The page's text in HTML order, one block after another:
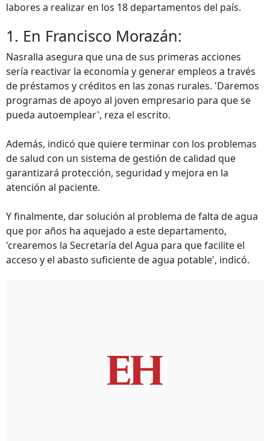
labores a realizar en los 18 departamentos del país.
1. En Francisco Morazán:
Nasralla asegura que una de sus primeras acciones
sería reactivar la economía y generar empleos a través
de préstamos y créditos en las zonas rurales. 'Daremos
programas de apoyo al joven empresario para que se
pueda autoemplear', reza el escrito.
Además, indicó que quiere terminar con los problemas
de salud con un sistema de gestión de calidad que
garantizará protección, seguridad y mejora en la
atención al paciente.
Y finalmente, dar solución al problema de falta de agua
que por años ha aquejado a este departamento,
'crearemos la Secretaría del Agua para que facilite el
acceso y el abasto suficiente de agua potable', indicó.